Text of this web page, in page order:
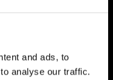
and ads, to
analyse our traffic.